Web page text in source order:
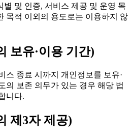
별 및 인증, 서비스 제공 및 운영 목
목적 이외의 용도로는 이용하지 않
보유·이용 기간)
스 종료 시까지 개인정보를 보유·
의 보존 의무가 있는 경우 해당 법
니다.
제3자 제공)